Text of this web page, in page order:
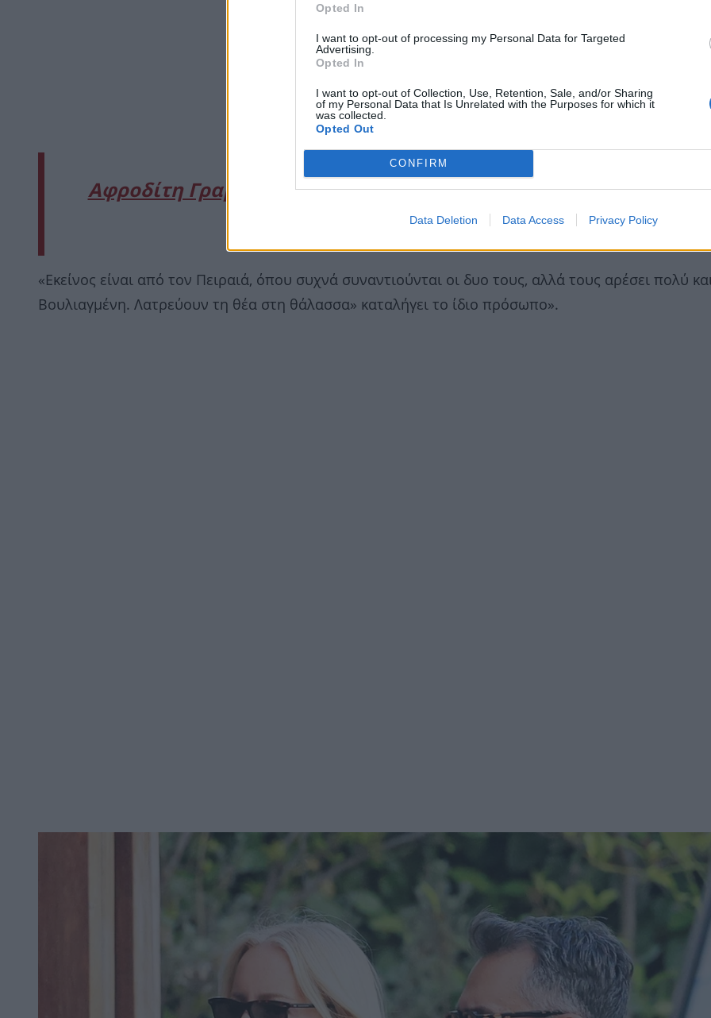
Opted In
I want to opt-out of processing my Personal Data for Targeted
Advertising.
Opted In
I want to opt-out of Collection, Use, Retention, Sale, and/or Sharing
of my Personal Data that Is Unrelated with the Purposes for which it
was collected.
Opted Out
CONFIRM
Data Deletion Data Access Privacy Policy
Αφροδίτη Γραμμέλη: Το μήνυμα με νόημα για την επόμενη μέρα
στην τηλεόραση
«Εκείνος είναι από τον Πειραιά, όπου συχνά συναντιούνται οι δυο τους, αλλά τους αρέσει πολύ
Βουλιαγμένη. Λατρεύουν τη θέα στη θάλασσα» καταλήγει το ίδιο πρόσωπο».